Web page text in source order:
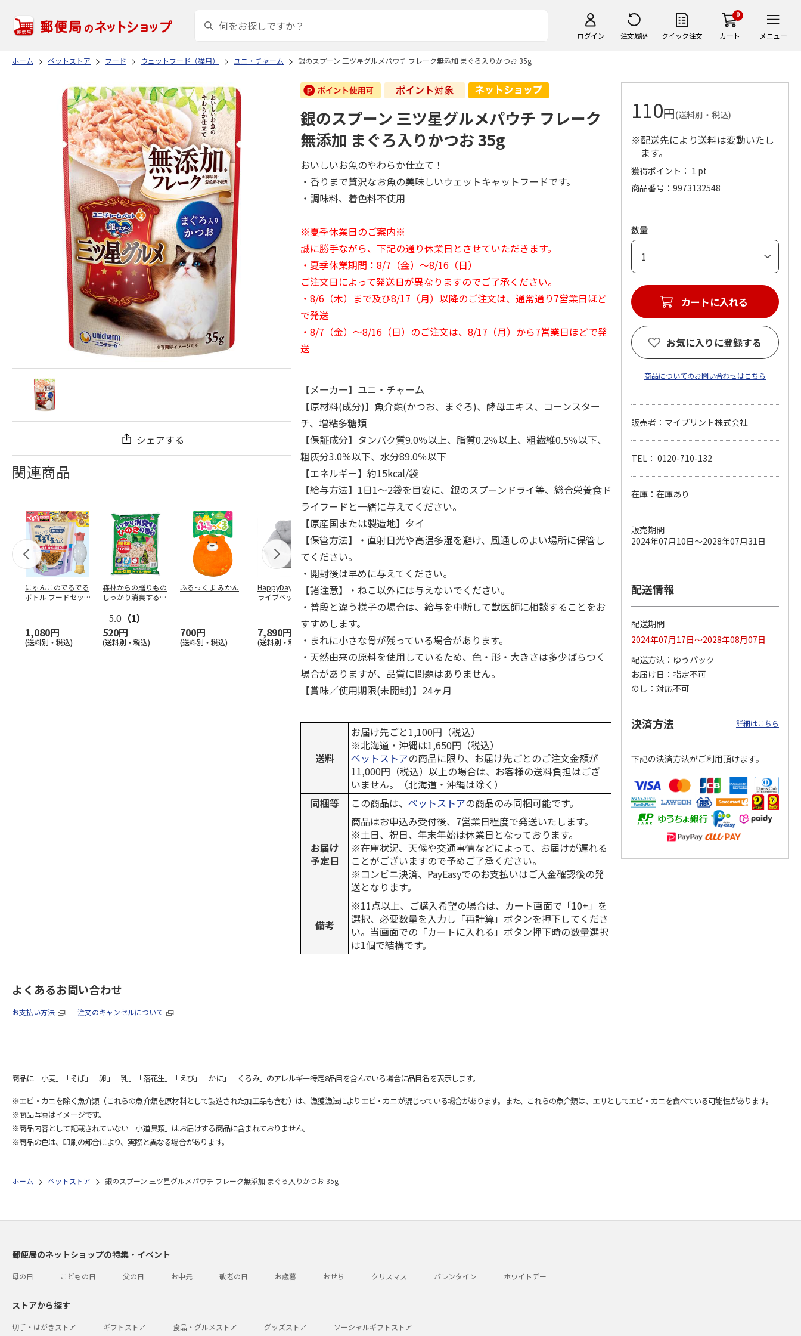
ログイン 注文履歴 クイック注文
0
カート メニュー
ホーム ペットストア フード ウェットフード（猫用） ユニ・チャーム 銀のスプーン 三ツ星グルメパウチ フレーク無添加 まぐろ入りかつお 35g
シェアする
関連商品
にゃんこのでるでる
ボトル フードセッ
1,080円
(送料別・税込)
森林からの贈りもの
しっかり消臭するひ
5.0 （1）
520円
(送料別・税込)
ふるっくま みかん
700円
(送料別・税込)
HappyDays 2wayド
ライブベッド グレ
7,890円
(送料別・税込)
獣医師開発 ニオイ
をとる砂専用 猫ト
イレ ナチュラルグ
1,550円
(送料別・税込)
デオトイレ 飛び散
らない消臭・抗菌サ
ンド 4L
1,320円
(送料別・税込)
銀のスプーン パウ
チ 健康に育つ子ね
こ用 まぐろ・かつ
(送料別・税込)
ぐるぐるボーン型 S
ペット線香 虹のか
なた フルーティフ
ローラルの香り
590円
(送料別・税込)
えBOX とりささ…
380円
(送料別・税込)
銀のスプーン 三ツ星グルメパウチ フレーク
無添加 まぐろ入りかつお 35g
おいしいお魚のやわらか仕立て！
・香りまで贅沢なお魚の美味しいウェットキャットフードです。
・調味料、着色料不使用
※夏季休業日のご案内※
誠に勝手ながら、下記の通り休業日とさせていただきます。
・夏季休業期間：8/7（金）～8/16（日）
ご注文日によって発送日が異なりますのでご了承ください。
・8/6（木）まで及び8/17（月）以降のご注文は、通常通り7営業日ほど
で発送
・8/7（金）～8/16（日）のご注文は、8/17（月）から7営業日ほどで発
送
【メーカー】ユニ・チャーム
【原材料(成分)】魚介類(かつお、まぐろ)、酵母エキス、コーンスター
チ、増粘多糖類
【保証成分】タンパク質9.0％以上、脂質0.2％以上、粗繊維0.5％以下、
粗灰分3.0％以下、水分89.0％以下
【エネルギー】約15kcal/袋
【給与方法】1日1～2袋を目安に、銀のスプーンドライ等、総合栄養食ド
ライフードと一緒に与えてください。
【原産国または製造地】タイ
【保管方法】・直射日光や高温多湿を避け、風通しのよい場所に保管し
てください。
・開封後は早めに与えてください。
【諸注意】・ねこ以外には与えないでください。
・普段と違う様子の場合は、給与を中断して獣医師に相談することをお
すすめします。
・まれに小さな骨が残っている場合があります。
・天然由来の原料を使用しているため、色・形・大きさは多少ばらつく
場合がありますが、品質に問題はありません。
【賞味／使用期限(未開封)】24ヶ月
送料
お届け先ごと1,100円（税込）
※北海道・沖縄は1,650円（税込）
ペットストアの商品に限り、お届け先ごとのご注文金額が
11,000円（税込）以上の場合は、お客様の送料負担はござ
いません。（北海道・沖縄は除く）
同梱等
この商品は、ペットストアの商品のみ同梱可能です。
お届け
予定日
商品はお申込み受付後、7営業日程度で発送いたします。
※土日、祝日、年末年始は休業日となっております。
※在庫状況、天候や交通事情などによって、お届けが遅れる
ことがございますので予めご了承ください。
※コンビニ決済、PayEasyでのお支払いはご入金確認後の発
送となります。
備考
※11点以上、ご購入希望の場合は、カート画面で「10+」を
選択、必要数量を入力し「再計算」ボタンを押下してくださ
い。当画面での「カートに入れる」ボタン押下時の数量選択
は1個で結構です。
110円(送料別・税込)
※配送先により送料は変動いたし
ます。
獲得ポイント： 1 pt
商品番号
9973132548
数量
カートに入れる
お気に入りに登録する
商品についてのお問い合わせはこちら
販売者：マイプリント株式会社
TEL： 0120-710-132
在庫：在庫あり
販売期間
2024年07月10日～2028年07月31日
配送情報
配送期間
2024年07月17日～2028年08月07日
配送方法
ゆうパック
お届け日
指定不可
のし
対応不可
決済方法 詳細はこちら
下記の決済方法がご利用頂けます。
よくあるお問い合わせ
お支払い方法 注文のキャンセルについて
商品に「小麦」「そば」「卵」「乳」「落花生」「えび」「かに」「くるみ」のアレルギー特定8品目を含んでいる場合に品目名を表示します。
※エビ・カニを除く魚介類（これらの魚介類を原材料として製造された加工品も含む）は、漁獲漁法によりエビ・カニが混じっている場合があります。また、これらの魚介類は、エサとしてエビ・カニを食べている可能性があります。
※商品写真はイメージです。
※商品内容として記載されていない「小道具類」はお届けする商品に含まれておりません。
※商品の色は、印刷の都合により、実際と異なる場合があります。
ホーム ペットストア 銀のスプーン 三ツ星グルメパウチ フレーク無添加 まぐろ入りかつお 35g
郵便局のネットショップの特集・イベント
母の日 こどもの日 父の日 お中元 敬老の日 お歳暮 おせち クリスマス バレンタイン ホワイトデー
ストアから探す
切手・はがきストア ギフトストア 食品・グルメストア グッズストア ソーシャルギフトストア